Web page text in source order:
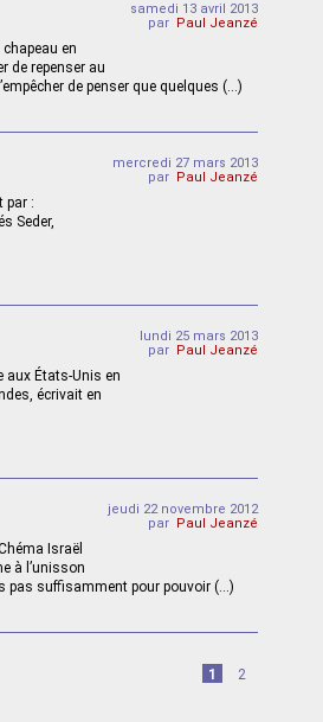
samedi 13 avril 2013
par Paul Jeanzé
en
de repenser au
de penser que quelques (…)
mercredi 27 mars 2013
par Paul Jeanzé
par :
Seder,
lundi 25 mars 2013
par Paul Jeanzé
aux États-Unis en
écrivait en
jeudi 22 novembre 2012
par Paul Jeanzé
Israël
à l’unisson
pas suffisamment pour pouvoir (…)
1 2